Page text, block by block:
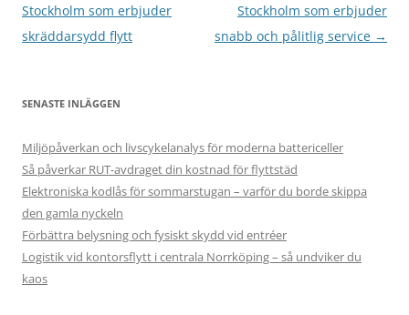
Stockholm som erbjuder
skräddarsydd flytt
Stockholm som erbjuder
snabb och pålitlig service →
SENASTE INLÄGGEN
Miljöpåverkan och livscykelanalys för moderna battericeller
Så påverkar RUT-avdraget din kostnad för flyttstäd
Elektroniska kodlås för sommarstugan – varför du borde skippa
den gamla nyckeln
Förbättra belysning och fysiskt skydd vid entréer
Logistik vid kontorsflytt i centrala Norrköping – så undviker du
kaos